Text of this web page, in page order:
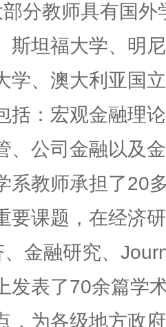
分教师具有国
斯坦福大学、明
学、澳大利亚国
括：宏观金融理
、公司金融以及
系教师承担了20
要课题，在经济
金融研究、
发表了70余篇学
，为各级地方政